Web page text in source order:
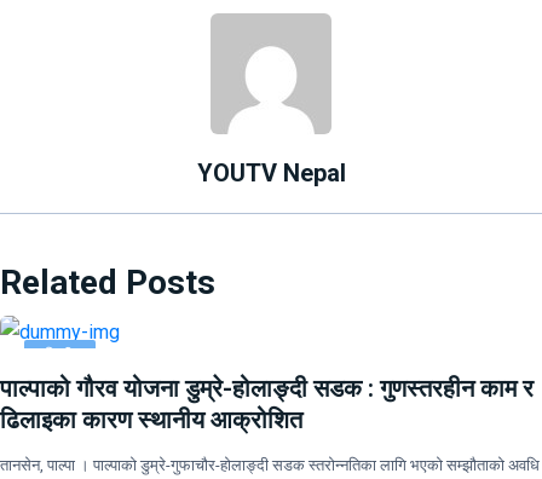
YOUTV Nepal
Related Posts
प्रदेश
पाल्पाको गौरव योजना डुम्रे-होलाङ्दी सडक : गुणस्तरहीन काम र
ढिलाइका कारण स्थानीय आक्रोशित
तानसेन, पाल्पा । पाल्पाको डुम्रे-गुफाचौर-होलाङ्दी सडक स्तरोन्नतिका लागि भएको सम्झौताको अवधि